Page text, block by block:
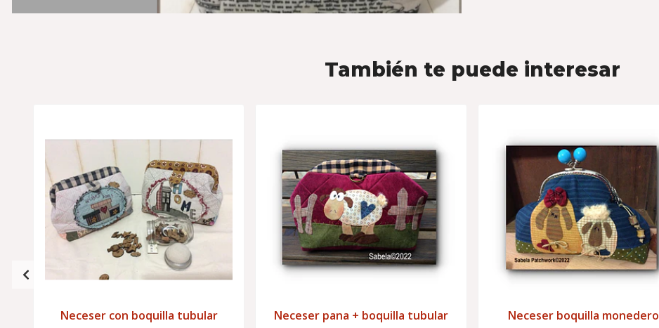
También te puede interesar
Neceser con boquilla tubular Neceser pana + boquilla tubular Neceser boquilla monedero